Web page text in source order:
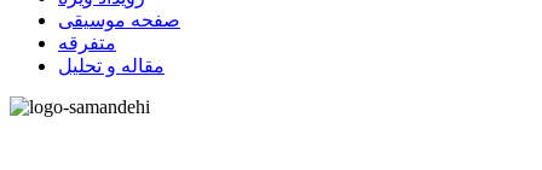
صفحه موسیقی
متفرقه
مقاله و تحلیل